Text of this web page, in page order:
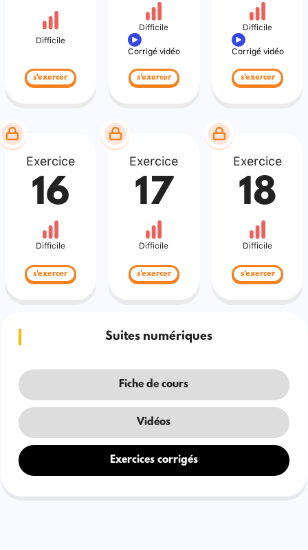
Difficile
s'exercer
Difficile
Corrigé vidéo
s'exercer
Difficile
Corrigé vidéo
s'exercer
Exercice
16
Difficile
s'exercer
Exercice
17
Difficile
s'exercer
Exercice
18
Difficile
s'exercer
Suites numériques
Fiche de cours
Vidéos
Exercices corrigés